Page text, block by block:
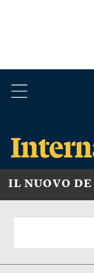
IL NUOVO DE